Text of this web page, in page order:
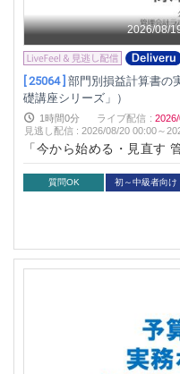
2026/08/
[ 25064 ] 部門別損益計算書の
礎講座シリーズ」）
1時間0分 ライブ配信 :
見逃し配信 :2026/08/20 00:00～
「今から始める・見直す
（中央経済社）」の著者
美が「現場」で使える事
質問OK 初～中級者向け